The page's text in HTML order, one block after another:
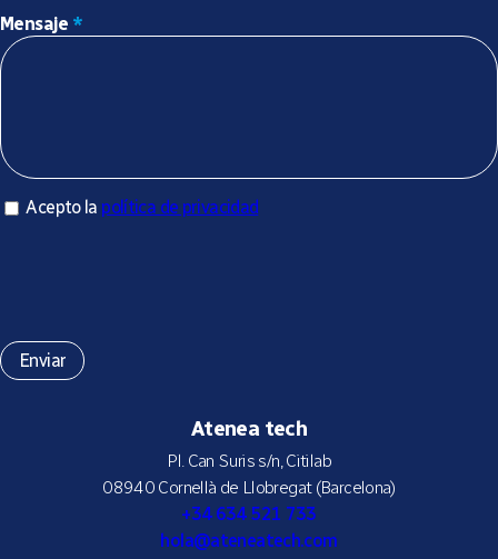
Atenea tech
Pl. Can Suris s/n, Citilab
08940 Cornellà de Llobregat (Barcelona)
+34 634 521 733
hola@ateneatech.com
Mensaje *
Acepto la política de privacidad
Acepto la política de privacidad